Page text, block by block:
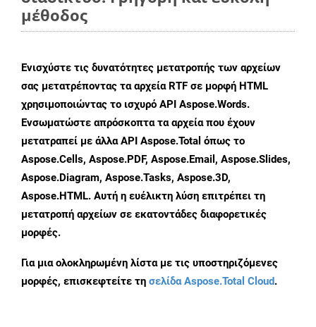
μέθοδος
Ενισχύστε τις δυνατότητες μετατροπής των αρχείων
σας μετατρέποντας τα αρχεία RTF σε μορφή HTML
χρησιμοποιώντας το ισχυρό API Aspose.Words.
Ενσωματώστε απρόσκοπτα τα αρχεία που έχουν
μετατραπεί με άλλα API Aspose.Total όπως το
Aspose.Cells, Aspose.PDF, Aspose.Email, Aspose.Slides,
Aspose.Diagram, Aspose.Tasks, Aspose.3D,
Aspose.HTML. Αυτή η ευέλικτη λύση επιτρέπει τη
μετατροπή αρχείων σε εκατοντάδες διαφορετικές
μορφές.
Για μια ολοκληρωμένη λίστα με τις υποστηριζόμενες
μορφές, επισκεφτείτε τη σελίδα Aspose.Total Cloud.